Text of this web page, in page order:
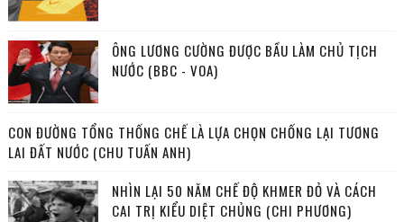
ÔNG LƯƠNG CƯỜNG ĐƯỢC BẦU LÀM CHỦ TỊCH
NƯỚC (BBC - VOA)
CON ĐƯỜNG TỔNG THỐNG CHẾ LÀ LỰA CHỌN CHỐNG LẠI TƯƠNG
LAI ĐẤT NƯỚC (CHU TUẤN ANH)
NHÌN LẠI 50 NĂM CHẾ ĐỘ KHMER ĐỎ VÀ CÁCH
CAI TRỊ KIỂU DIỆT CHỦNG (CHI PHƯƠNG)